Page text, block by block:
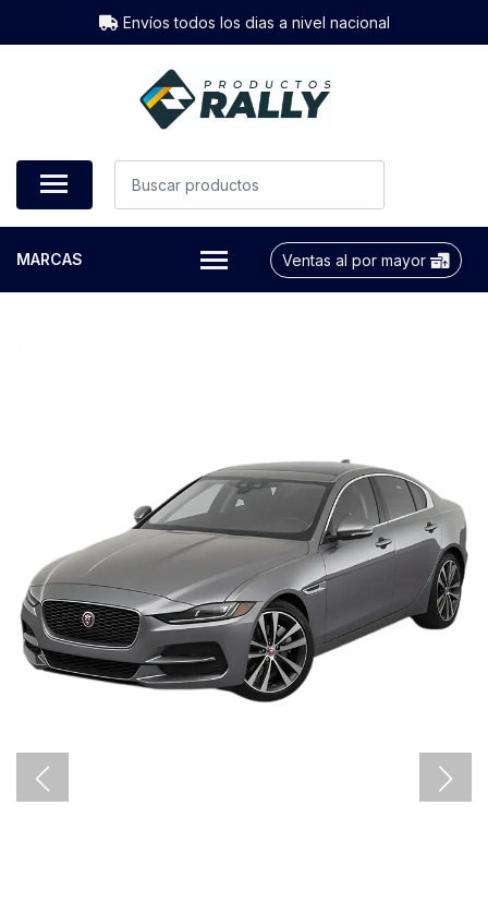
Envíos todos los dias a nivel nacional
MARCAS Ventas al por mayor